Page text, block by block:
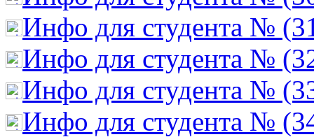
Инфо для студента №
Инфо для студента №
Инфо для студента №
Инфо для студента №